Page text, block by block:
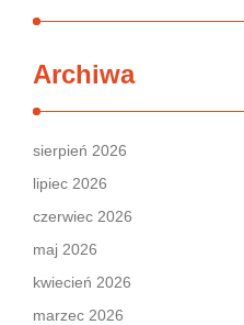
Archiwa
sierpień 2026
lipiec 2026
czerwiec 2026
maj 2026
kwiecień 2026
marzec 2026